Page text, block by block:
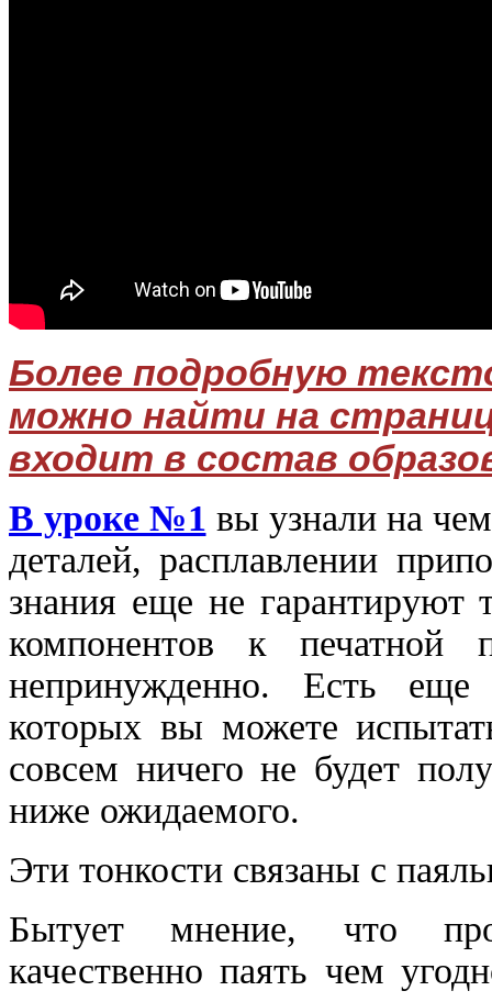
Более подробную
можно найти на
входит в состав
В уроке №1 вы узнали на
деталей, расплавлении
знания еще не гарантируют
компонентов к печатной
непринужденно. Есть еще
которых вы можете
совсем ничего не будет
ниже ожидаемого.
Эти тонкости связаны с
Бытует мнение, что
качественно паять чем